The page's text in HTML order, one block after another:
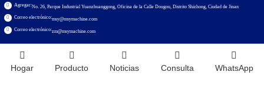
Agregar:No. 26, Parque Industrial Yuanzhuanggong, Oficina de la Calle Dougou, Distrito Shizhong, Ciudad de Jinan
Correo electrónico:msy@msymachine.com
Correo electrónico:zm@msymachine.com
Copyright © 2020 Shandong Mingshengyuan CNC Equipment Co., Ltd. Soporte técnico: Huazhicloud
Hogar Producto Noticias Consulta WhatsApp